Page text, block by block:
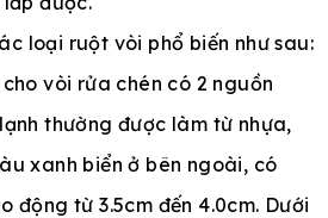
loại ruột vòi phổ biến như sau:
vòi rửa chén có 2 nguồn
thường được làm từ nhựa,
xanh biển ở bên ngoài, có
động từ 3.5cm đến 4.0cm. Dưới